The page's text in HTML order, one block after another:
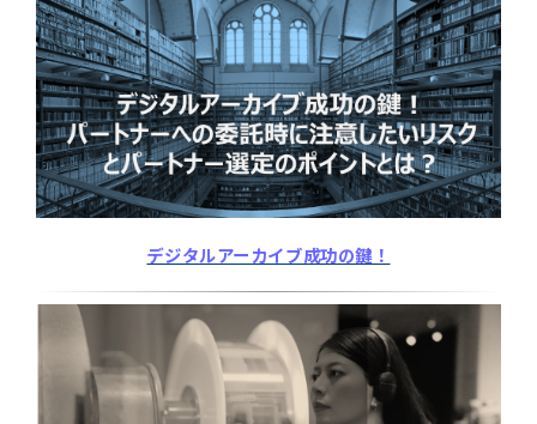
デジタルアーカイブ成功の鍵！